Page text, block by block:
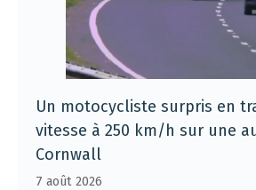
Un motocycliste surpris en
vitesse à 250 km/h sur une
Cornwall
7 août 2026